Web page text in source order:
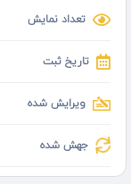
تعداد نمایش
تاریخ ثبت
ویرایش شده
جهش شده